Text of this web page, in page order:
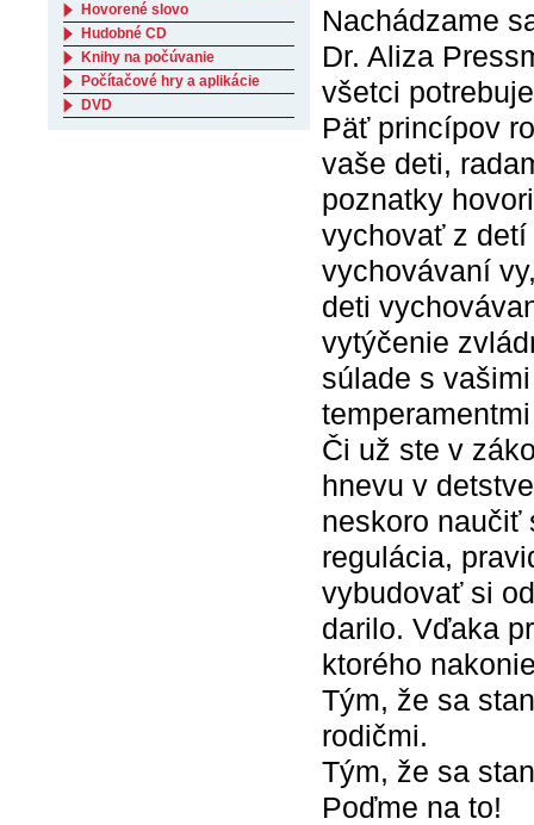
Nachádzame
Dr. Aliza
všetci
Päť princípov
vaše deti,
poznatky
vychovať z
vychovávaní
deti
vytýčenie
súlade s
Či už ste v
hnevu v
neskoro naučiť
regulácia,
vybudovať si
darilo. Vďaka
ktorého
Tým, že sa
rodičmi.
Tým, že sa
Poďme na to!
Hovorené slovo
Hudobné CD
Knihy na počúvanie
Počítačové hry a aplikácie
DVD